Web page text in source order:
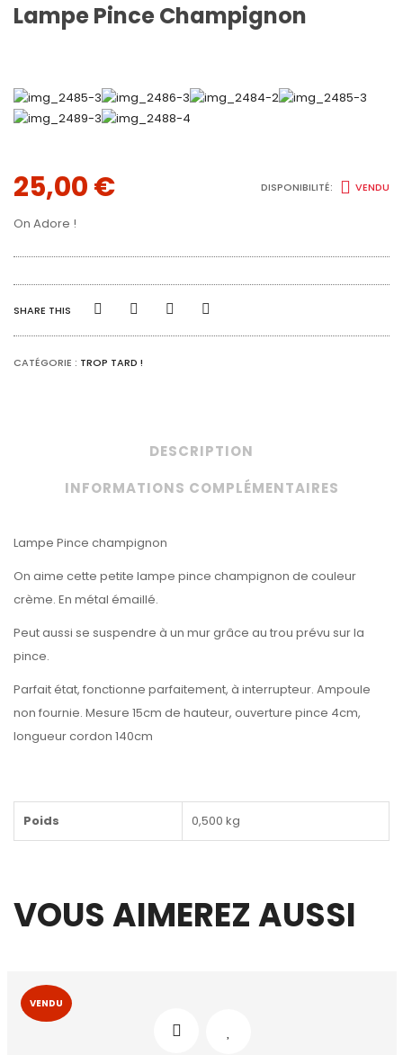
Lampe Pince Champignon
25,00€ DISPONIBILITÉ: VENDU
On Adore !
SHARE THIS
CATÉGORIE : TROP TARD !
DESCRIPTION
INFORMATIONS COMPLÉMENTAIRES
Lampe Pince champignon
On aime cette petite lampe pince champignon de couleur
crème. En métal émaillé.
Peut aussi se suspendre à un mur grâce au trou prévu sur la
pince.
Parfait état, fonctionne parfaitement, à interrupteur. Ampoule
non fournie. Mesure 15cm de hauteur, ouverture pince 4cm,
longueur cordon 140cm
Poids 0,500 kg
VOUS AIMEREZ AUSSI
VENDU